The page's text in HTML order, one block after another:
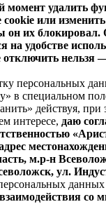
удалить
cookie или
он их
на удобстве
отключить нельзя
персональных
в специальном
действуя, при
интересе, даю
м.р-н
ул.
данных
со